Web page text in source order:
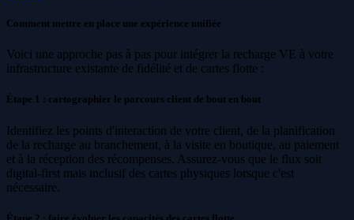
Comment mettre en place une expérience unifiée
Voici une approche pas à pas pour intégrer la recharge VE à votre
infrastructure existante de fidélité et de cartes flotte :
Étape 1 : cartographier le parcours client de bout en bout
Identifiez les points d'interaction de votre client, de la planification
de la recharge au branchement, à la visite en boutique, au paiement
et à la réception des récompenses. Assurez-vous que le flux soit
digital-first mais inclusif des cartes physiques lorsque c'est
nécessaire.